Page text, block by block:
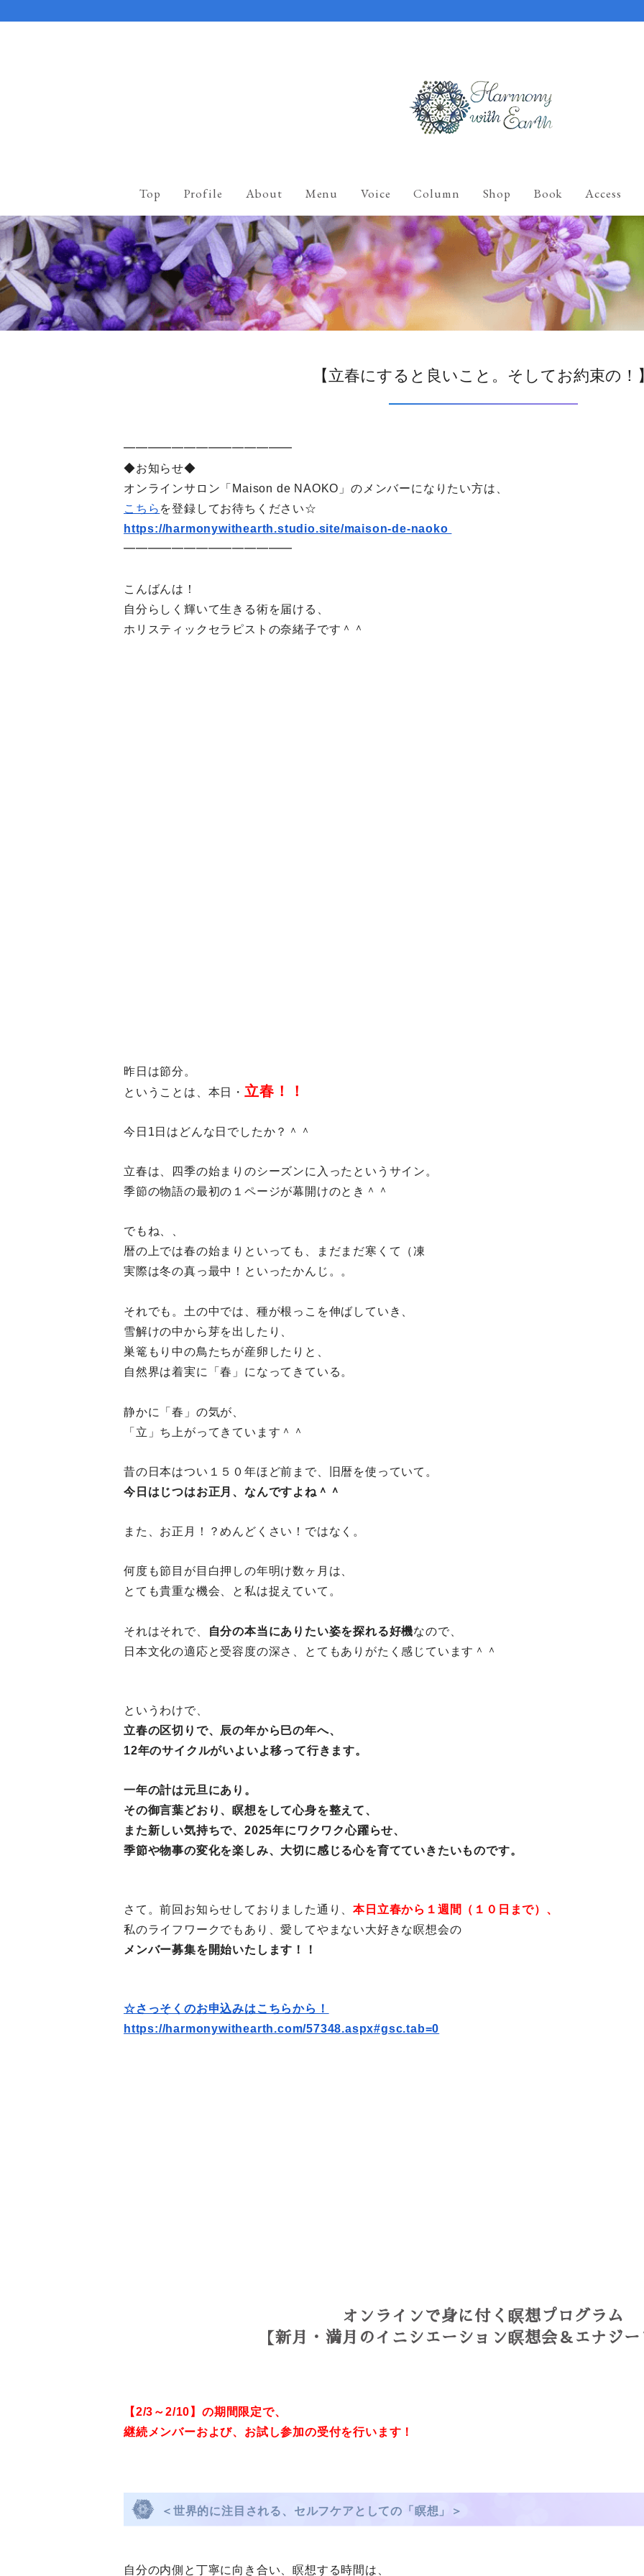
Top Profile About Menu Voice Column Shop Book Access
【立春にすると良いこと。そしてお約束の！
━━━━━━━━━━━━━━
◆お知らせ◆
オンラインサロン「Maison de NAOKO」のメンバーになりたい方は、
こちら を登録してお待ちください☆
https://harmonywithearth.studio.site/maison-de-naoko
━━━━━━━━━━━━━━
こんばんは！
自分らしく輝いて生きる術を届ける、
ホリスティックセラピストの奈緒子です＾＾
昨日は節分。
ということは、本日・ 立春！！
今日1日はどんな日でしたか？＾＾
立春は、四季の始まりのシーズンに入ったというサイン。
季節の物語の最初の１ページが幕開けのとき＾＾
でもね、、
暦の上では春の始まりといっても、まだまだ寒くて（凍
実際は冬の真っ最中！といったかんじ。。
それでも。土の中では、種が根っこを伸ばしていき、
雪解けの中から芽を出したり、
巣篭もり中の鳥たちが産卵したりと、
自然界は着実に「春」になってきている。
静かに「春」の気が、
「立」ち上がってきています＾＾
昔の日本はつい１５０年ほど前まで、旧暦を使っていて。
今日はじつはお正月、なんですよね＾＾
また、お正月！？めんどくさい！ではなく。
何度も節目が目白押しの年明け数ヶ月は、
とても貴重な機会、と私は捉えていて。
それはそれで、 自分の本当にありたい姿を探れる好機なので、
日本文化の適応と受容度の深さ、とてもありがたく感じています＾
＾
というわけで、
立春の区切りで、辰の年から巳の年へ、
12年のサイクルがいよいよ移って行きます。
一年の計は元旦にあり。
その御言葉どおり、瞑想をして心身を整えて、
また新しい気持ちで、2025年にワクワク心躍らせ、
季節や物事の変化を楽しみ、 大切に感じる心を育てていきたいものです。
さて。前回お知らせしておりました通り、本日立春から１週間（ １０日まで）、
私のライフワークでもあり、愛してやまない大好きな瞑想会の
メンバー募集を開始いたします！！
☆さっそくのお申込みはこちらから！
https://harmonywithearth.com/57348.aspx#gsc.tab=0
オンラインで身に付く瞑想プログラム
【新月・満月のイニシエーション瞑想会＆エナジ
【2/3～2/10】の期間限定で、
継続メンバーおよび、 お試し参加の受付を行います！
＜世界的に注目される、セルフケアとしての「瞑想」＞
自分の内側と丁寧に向き合い、瞑想する時間は、